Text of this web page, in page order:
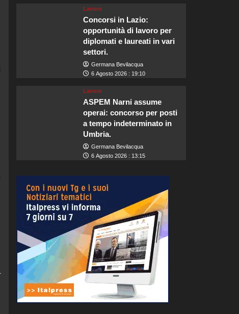
Lavoro
Concorsi in Lazio:
opportunità di lavoro per
diplomati e laureati in vari
settori.
Germana Bevilacqua
6 Agosto 2026 : 19:10
Lavoro
ASPEM Narni assume
operai: concorso per posti
a tempo indeterminato in
Umbria.
Germana Bevilacqua
6 Agosto 2026 : 13:15